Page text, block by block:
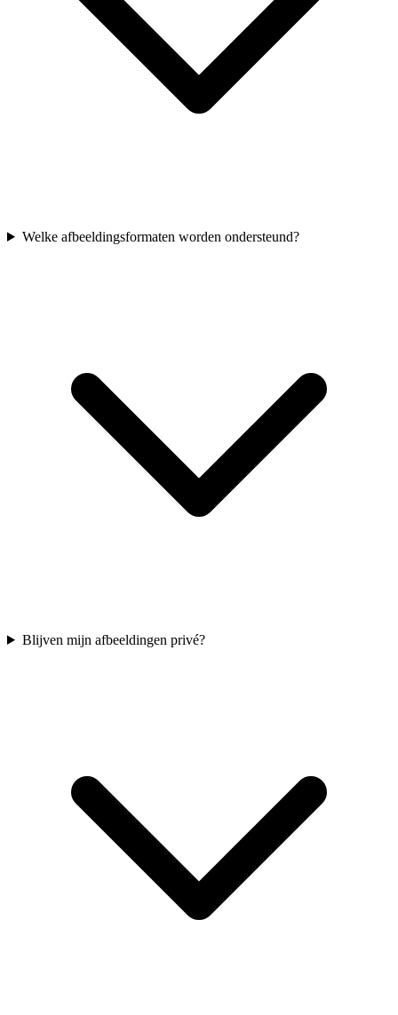
Welke afbeeldingsformaten worden ondersteund?
Blijven mijn afbeeldingen privé?